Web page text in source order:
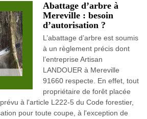
Abattage d’arbre à
Mereville : besoin
d’autorisation ?
L’abattage d’arbre est soumis
à un règlement précis dont
l’entreprise Artisan
LANDOUER à Mereville
91660 respecte. En effet, tout
propriétaire de forêt placée
à l'article L222-5 du Code forestier,
pour toute coupe, à l'exception de